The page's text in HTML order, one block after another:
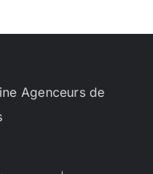
Agenceurs de